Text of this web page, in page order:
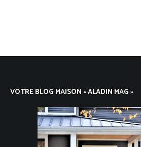
VOTRE BLOG MAISON « ALADIN MAG »